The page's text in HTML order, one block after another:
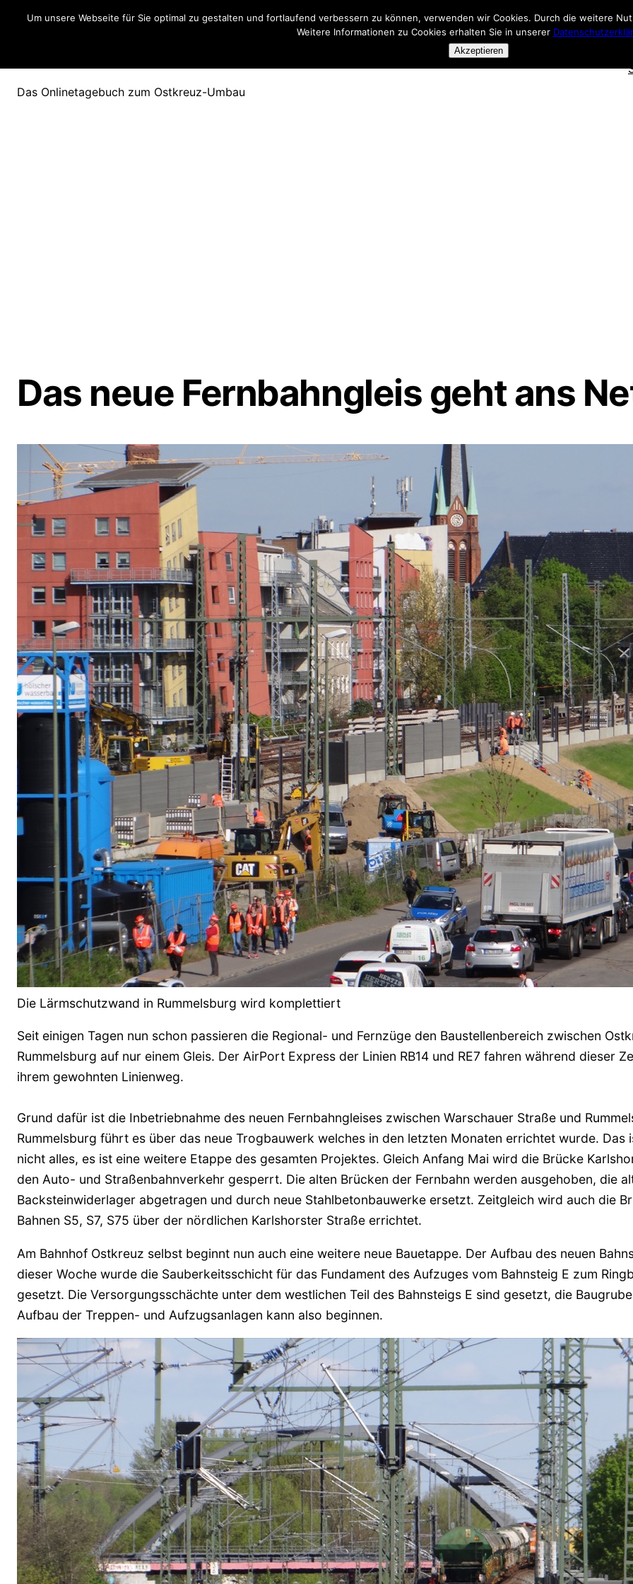
Das Onlinetagebuch zum Ostkreuz-Umbau
Das neue Fernbahngleis geht ans
Die Lärmschutzwand in Rummelsburg wird komplettiert
Seit einigen Tagen nun schon passieren die Regional- und Fernzüge den Baustellenbereich zwischen
Rummelsburg auf nur einem Gleis. Der AirPort Express der Linien RB14 und RE7 fahren während dieser
ihrem gewohnten Linienweg.
Grund dafür ist die Inbetriebnahme des neuen Fernbahngleises zwischen Warschauer Straße und
Rummelsburg führt es über das neue Trogbauwerk welches in den letzten Monaten errichtet wurde. Das
nicht alles, es ist eine weitere Etappe des gesamten Projektes. Gleich Anfang Mai wird die Brücke
den Auto- und Straßenbahnverkehr gesperrt. Die alten Brücken der Fernbahn werden ausgehoben, die
Backsteinwiderlager abgetragen und durch neue Stahlbetonbauwerke ersetzt. Zeitgleich wird auch die
Bahnen S5, S7, S75 über der nördlichen Karlshorster Straße errichtet.
Am Bahnhof Ostkreuz selbst beginnt nun auch eine weitere neue Bauetappe. Der Aufbau des neuen
dieser Woche wurde die Sauberkeitsschicht für das Fundament des Aufzuges vom Bahnsteig E zum
gesetzt. Die Versorgungsschächte unter dem westlichen Teil des Bahnsteigs E sind gesetzt, die
Aufbau der Treppen- und Aufzugsanlagen kann also beginnen.
Um unsere Webseite für Sie optimal zu gestalten und fortlaufend verbessern zu können, verwenden wir Cookies. Durch die weitere
Weitere Informationen zu Cookies erhalten Sie in unserer
Akzeptieren